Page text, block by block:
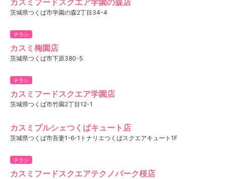
茨城県つくば市学園の森2丁目34-4
チラシ
カスミ梅園店
茨城県つくば市下原380-5
チラシ
カスミフードスクエア学園店
茨城県つくば市竹園2丁目12-1
カスミプルシェつくばキュート店
茨城県つくば市吾妻1-6-1トナリエつくばスクエアキュート1F
チラシ
カスミフードスクエアテクノパーク桜店